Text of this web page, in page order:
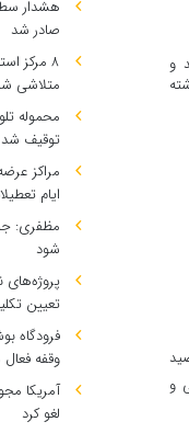
و
و
هشدار
صادر شد
۸ مرکز
متلاشی
محموله
توقیف شد
مراکز
ایام
مظفری:
شود
تعیین
فرودگاه
وقفه
آمریکا
لغو کرد